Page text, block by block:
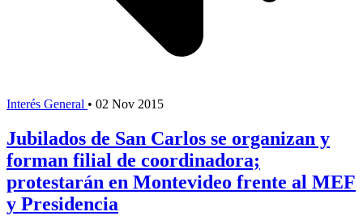
Interés General • 02 Nov 2015
Jubilados de San Carlos se organizan y
forman filial de coordinadora;
protestarán en Montevideo frente al MEF
y Presidencia